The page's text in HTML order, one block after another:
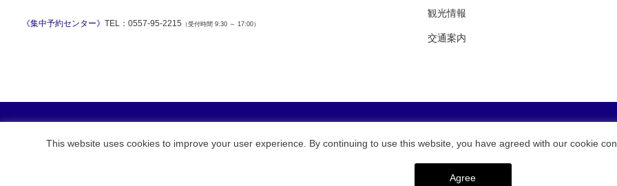
《集中予約センター》 TEL：0557-95-2215 （受付時間 9:30 ～ 17:00）
観光情報
交通案内
Copyright © GINSUISO. All Rights Reserved.
This website uses cookies to improve your user experience. By continuing to use this website, you have agreed with our cookie
Agree